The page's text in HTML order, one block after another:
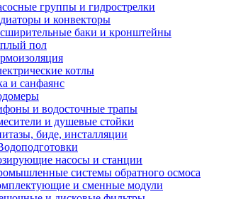
группы и гидрострелки
и конвекторы
баки и кронштейны
пол
котлы
и санфаянс
и водосточные трапы
и душевые стойки
биде, инсталляции
насосы и станции
системы обратного осмоса
и сменные модули